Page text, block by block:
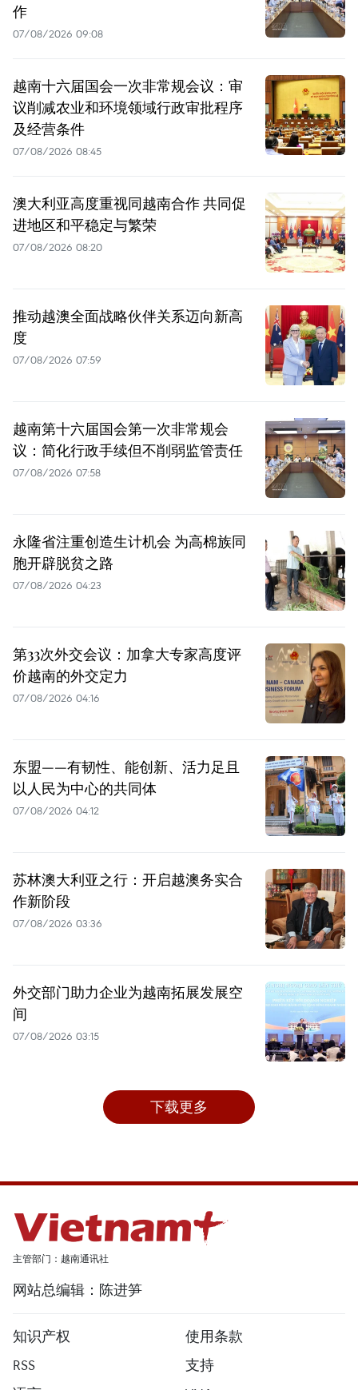
作
07/08/2026 09:08
越南十六届国会一次非常规会议：审
议削减农业和环境领域行政审批程序
及经营条件
07/08/2026 08:45
澳大利亚高度重视同越南合作 共同促
进地区和平稳定与繁荣
07/08/2026 08:20
推动越澳全面战略伙伴关系迈向新高
度
07/08/2026 07:59
越南第十六届国会第一次非常规会
议：简化行政手续但不削弱监管责任
07/08/2026 07:58
永隆省注重创造生计机会 为高棉族同
胞开辟脱贫之路
07/08/2026 04:23
第33次外交会议：加拿大专家高度评
价越南的外交定力
07/08/2026 04:16
东盟——有韧性、能创新、活力足且
以人民为中心的共同体
07/08/2026 04:12
苏林澳大利亚之行：开启越澳务实合
作新阶段
07/08/2026 03:36
外交部门助力企业为越南拓展发展空
间
07/08/2026 03:15
下载更多
主管部门：越南通讯社
网站总编辑：陈进笋
知识产权
使用条款
RSS
支持